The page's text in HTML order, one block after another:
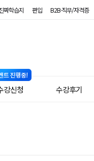
짜학습지 편입 B2B·직무/자격증
강신청 수강후기